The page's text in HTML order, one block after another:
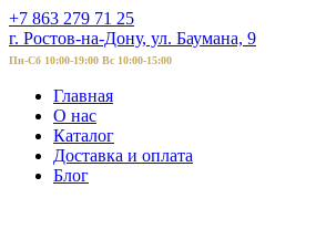
+7 863 279 71 25
г. Ростов-на-Дону, ул. Баумана, 9
Пн-Сб 10:00-19:00 Вс 10:00-15:00
Главная
О нас
Каталог
Доставка и оплата
Блог